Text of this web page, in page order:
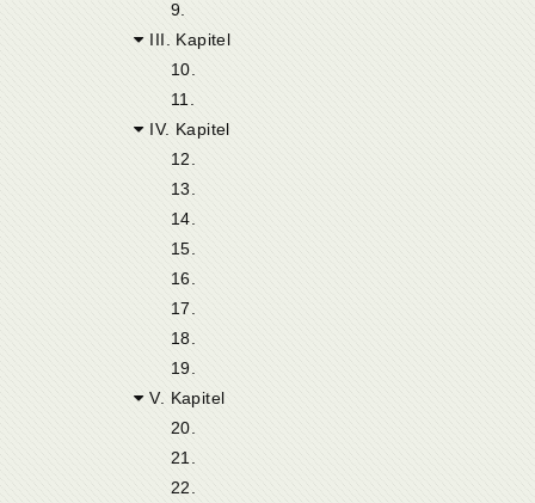
9.
III. Kapitel
10.
11.
IV. Kapitel
12.
13.
14.
15.
16.
17.
18.
19.
V. Kapitel
20.
21.
22.